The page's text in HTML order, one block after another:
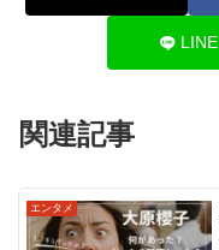
LINE
関連記事
エンタメ